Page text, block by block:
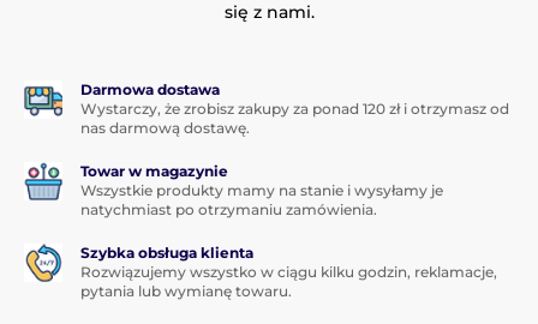
się z nami.
Darmowa dostawa
Wystarczy, że zrobisz zakupy za ponad 120 zł i otrzymasz od
nas darmową dostawę.
Towar w magazynie
Wszystkie produkty mamy na stanie i wysyłamy je
natychmiast po otrzymaniu zamówienia.
Szybka obsługa klienta
Rozwiązujemy wszystko w ciągu kilku godzin, reklamacje,
pytania lub wymianę towaru.